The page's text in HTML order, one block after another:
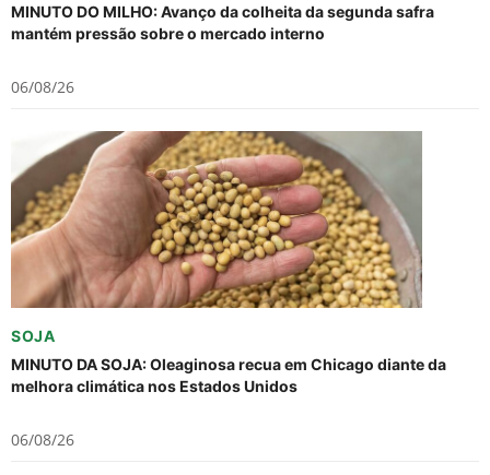
MINUTO DO MILHO: Avanço da colheita da segunda safra
mantém pressão sobre o mercado interno
06/08/26
SOJA
MINUTO DA SOJA: Oleaginosa recua em Chicago diante da
melhora climática nos Estados Unidos
06/08/26